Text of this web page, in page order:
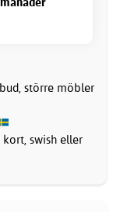
större möbler
swish eller